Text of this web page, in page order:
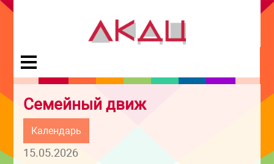
Семейный движ
Календарь
15.05.2026